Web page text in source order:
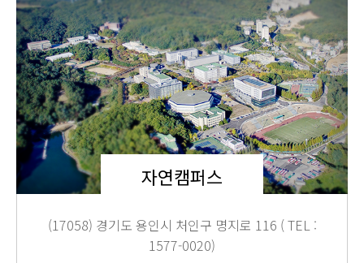
자연캠퍼스
(17058) 경기도 용인시 처인구 명지로 116 ( TEL :
1577-0020)